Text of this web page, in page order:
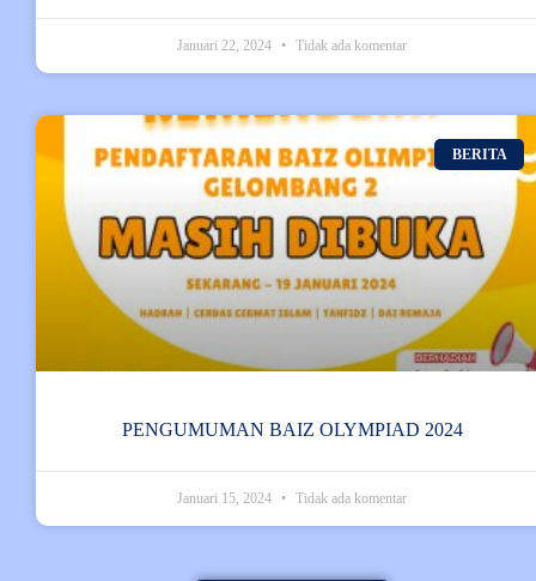
Januari 22, 2024 Tidak ada komentar
BERITA
PENGUMUMAN BAIZ OLYMPIAD 2024
Januari 15, 2024 Tidak ada komentar